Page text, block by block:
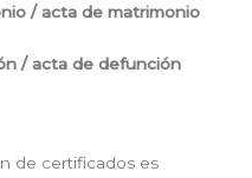
/ acta de matrimonio
/ acta de defunción
de certificados es